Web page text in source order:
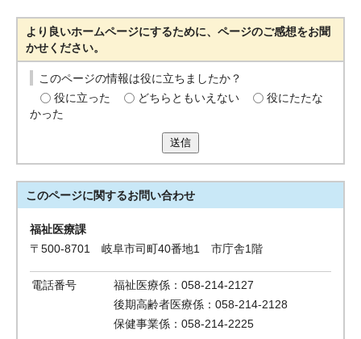
より良いホームページにするために、ページのご感想をお聞
かせください。
このページの情報は役に立ちましたか？
役に立った
どちらともいえない
役にたたな
かった
送信
このページに関するお問い合わせ
福祉医療課
〒500-8701 岐阜市司町40番地1 市庁舎1階
電話番号
福祉医療係：058-214-2127
後期高齢者医療係：058-214-2128
保健事業係：058-214-2225